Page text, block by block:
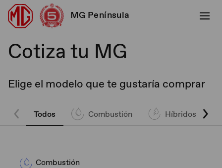
MG Península
Cotiza tu MG
Elige el modelo que te gustaría comprar
Todos Combustión Híbridos
Combustión